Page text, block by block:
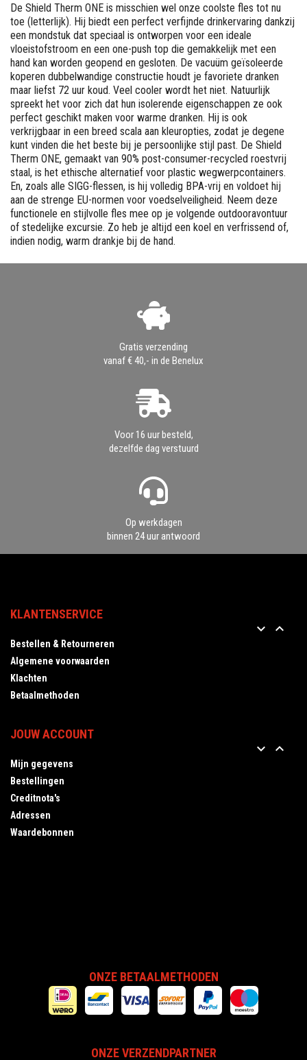
De Shield Therm ONE is misschien wel onze coolste fles tot nu
toe (letterlijk). Hij biedt een perfect verfijnde drinkervaring dankzij
een mondstuk dat speciaal is ontworpen voor een ideale
vloeistofstroom en een one-push top die gemakkelijk met een
hand kan worden geopend en gesloten. De vacuüm geïsoleerde
koperen dubbelwandige constructie houdt je favoriete dranken
maar liefst 72 uur koud. Veel cooler wordt het niet. Natuurlijk
spreekt het voor zich dat hun isolerende eigenschappen ze ook
perfect geschikt maken voor warme dranken. Hij is ook
verkrijgbaar in een breed scala aan kleuropties, zodat je degene
kunt vinden die het beste bij je persoonlijke stijl past. De Shield
Therm ONE, gemaakt van 90% post-consumer-recycled roestvrij
staal, is het ethische alternatief voor plastic wegwerpcontainers.
En, zoals alle SIGG-flessen, is hij volledig BPA-vrij en voldoet hij
aan de strenge EU-normen voor voedselveiligheid. Neem deze
functionele en stijlvolle fles mee op je volgende outdooravontuur
of stedelijke excursie. Zo heb je altijd een koel en verfrissend of,
indien nodig, warm drankje bij de hand.
Gratis verzending
vanaf € 40,- in de Benelux
Voor 16 uur besteld,
dezelfde dag verstuurd
Op werkdagen
binnen 24 uur antwoord
KLANTENSERVICE
 
Bestellen & Retourneren
Algemene voorwaarden
Klachten
Betaalmethoden
JOUW ACCOUNT
 
Mijn gegevens
Bestellingen
Creditnota's
Adressen
Waardebonnen
ONZE BETAALMETHODEN
ONZE VERZENDPARTNER